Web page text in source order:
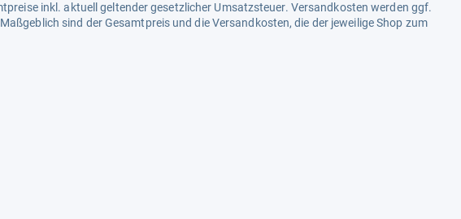
inkl. aktuell geltender gesetzlicher Umsatzsteuer. Versandkosten werden ggf.
sind der Gesamtpreis und die Versandkosten, die der jeweilige Shop zum